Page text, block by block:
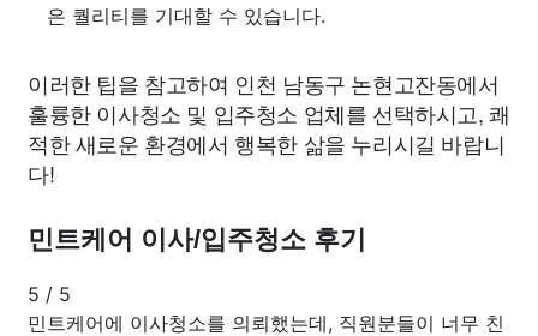
은 퀄리티를 기대할 수 있습니다.
이러한 팁을 참고하여 인천 남동구 논현고잔동에서
훌륭한 이사청소 및 입주청소 업체를 선택하시고, 쾌
적한 새로운 환경에서 행복한 삶을 누리시길 바랍니
다!
민트케어 이사/입주청소 후기
5 / 5
민트케어에 이사청소를 의뢰했는데, 직원분들이 너무 친